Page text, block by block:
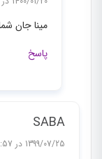
مینا جان
پاسخ
SABA
1399/07/25 در 9:57 ق.ظ